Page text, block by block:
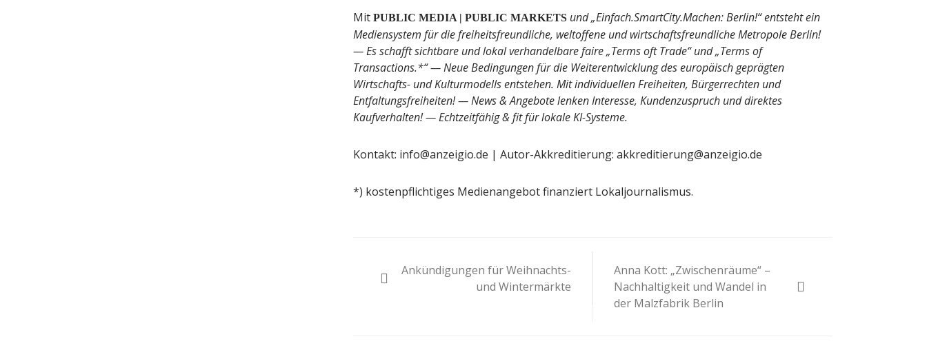
Mit PUBLIC MEDIA | PUBLIC MARKETS und „Einfach.SmartCity.Machen: Berlin!“ entsteht ein
Mediensystem für die freiheitsfreundliche, weltoffene und wirtschaftsfreundliche Metropole Berlin!
— Es schafft sichtbare und lokal verhandelbare faire „Terms oft Trade“ und „Terms of
Transactions.*“ — Neue Bedingungen für die Weiterentwicklung des europäisch geprägten
Wirtschafts- und Kulturmodells entstehen. Mit individuellen Freiheiten, Bürgerrechten und
Entfaltungsfreiheiten! — News & Angebote lenken Interesse, Kundenzuspruch und direktes
Kaufverhalten! — Echtzeitfähig & fit für lokale KI-Systeme.
Kontakt: info@anzeigio.de | Autor-Akkreditierung: akkreditierung@anzeigio.de
*) kostenpflichtiges Medienangebot finanziert Lokaljournalismus.
Ankündigungen für Weihnachts-
und Wintermärkte
Anna Kott: „Zwischenräume“ –
Nachhaltigkeit und Wandel in
der Malzfabrik Berlin